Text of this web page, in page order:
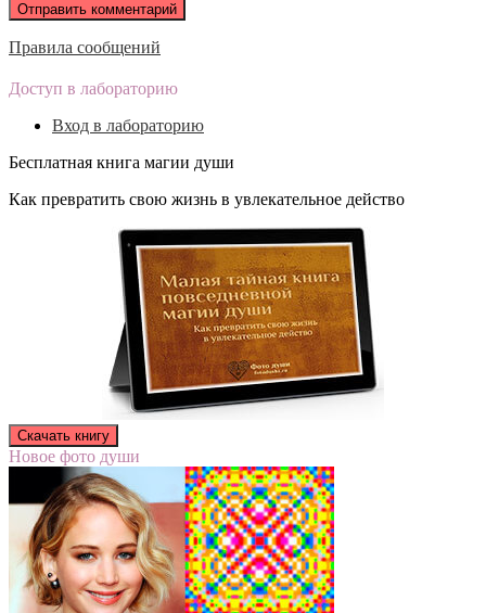
Правила сообщений
Доступ в лабораторию
Вход в лабораторию
Бесплатная книга магии души
Как превратить свою жизнь в увлекательное действо
Новое фото души